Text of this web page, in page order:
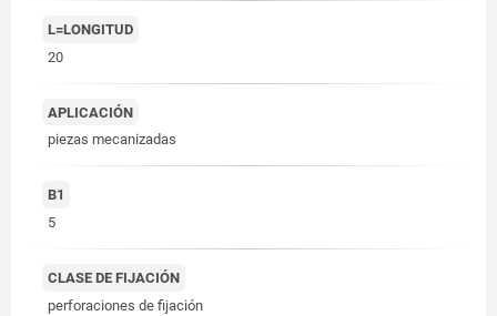
L=LONGITUD
20
APLICACIÓN
piezas mecanizadas
B1
5
CLASE DE FIJACIÓN
perforaciones de fijación